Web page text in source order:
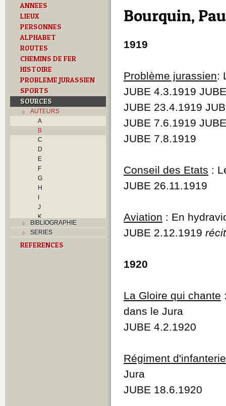
ANNEES
LIEUX
PERSONNES
ALPHABET
ROUTES
CHEMINS DE FER
HISTOIRE
PROBLEME JURASSIEN
SPORTS
SOURCES
AUTEURS
A
B
C
D
E
F
G
H
I
J
K
L
M
N
BIBLIOGRAPHIE
SERIES
REFERENCES
Bourquin,
1919
Problème jurassien:
JUBE 4.3.1919
JUBE 23.4.1919
JUBE 7.6.1919
JUBE 7.8.1919
Conseil des Etats :
JUBE 26.11.1919
Aviation : En
JUBE 2.12.1919 récit
1920
La Gloire qui chante
dans le Jura
JUBE 4.2.1920
Régiment
Jura
JUBE 18.6.1920